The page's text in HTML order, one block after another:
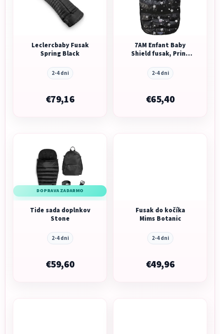
Leclercbaby Fusak
Spring Black
2-4 dni
€79,16
7AM Enfant Baby
Shield fusak, Print
2-4 dni
€65,40
DOPRAVA ZADARMO
Tide sada doplnkov
Stone
2-4 dni
€59,60
Fusak do kočíka
Mims Botanic
2-4 dni
€49,96